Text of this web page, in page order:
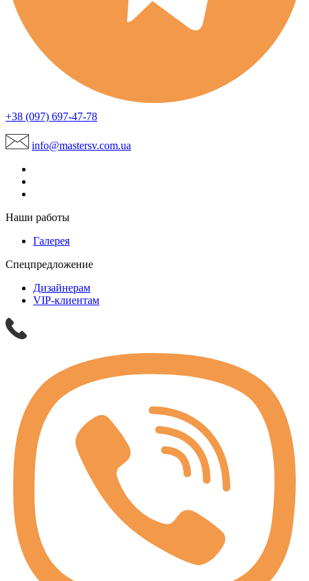
+38 (097) 697-47-78
info@mastersv.com.ua
Наши работы
Галерея
Спецпредложение
Дизайнерам
VIP-клиентам